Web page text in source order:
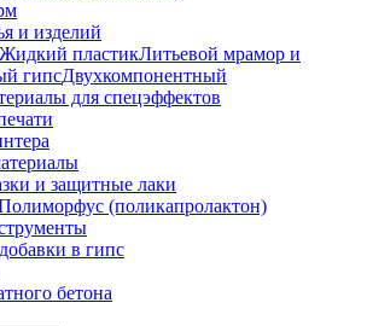
и изделий
Жидкий пластикЛитьевой мрамор и
гипсДвухкомпонентный
для спецэффектов
и защитные лаки
(поликапролактон)
в гипс
бетона